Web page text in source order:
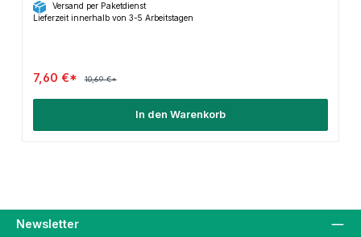
Versand per Paketdienst
Lieferzeit innerhalb von 3-5 Arbeitstagen
7,60 €* 10,69 €*
In den Warenkorb
Newsletter